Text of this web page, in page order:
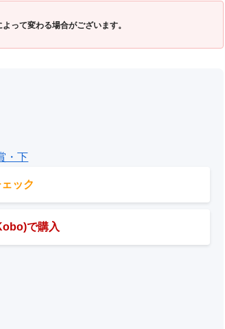
って変わる場合がございます。
・下
ック
で購入